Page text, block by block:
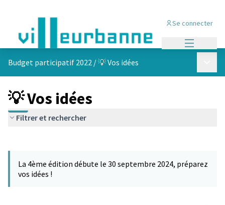
Se connecter
Budget participatif 2022 /💡 Vos idées
💡 Vos idées
Filtrer et rechercher
−
La 4ème édition débute le 30 septembre 2024, préparez
vos idées !